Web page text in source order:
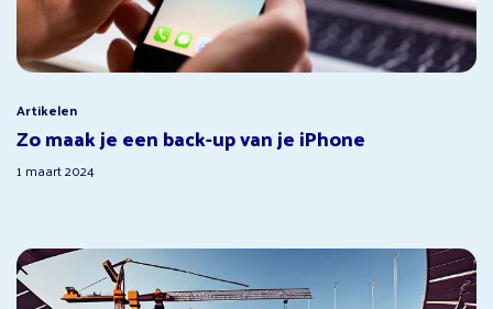
Artikelen
Zo maak je een back-up van je iPhone
1 maart 2024